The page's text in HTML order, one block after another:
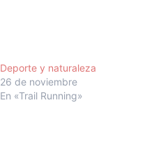
Deporte y naturaleza
26 de noviembre
En «Trail Running»